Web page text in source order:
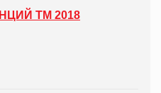
ТМ 2018